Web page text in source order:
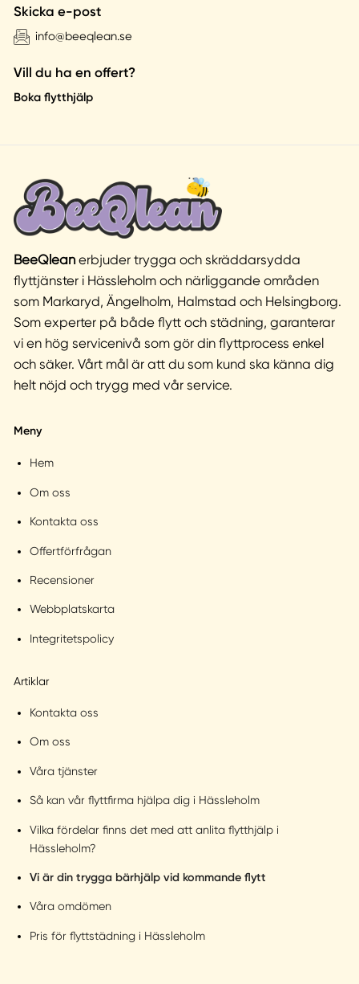
Skicka e-post
info@beeqlean.se
Vill du ha en offert?
Boka flytthjälp
BeeQleanerbjuder trygga och skräddarsydda
flyttjänster i Hässleholm och närliggande områden
som Markaryd, Ängelholm, Halmstad och Helsingborg.
Som experter på både flytt och städning, garanterar
vi en hög servicenivå som gör din flyttprocess enkel
och säker. Vårt mål är att du som kund ska känna dig
helt nöjd och trygg med vår service.
Meny
Hem
Om oss
Kontakta oss
Offertförfrågan
Recensioner
Webbplatskarta
Integritetspolicy
Artiklar
Kontakta oss
Om oss
Våra tjänster
Så kan vår flyttfirma hjälpa dig i Hässleholm
Vilka fördelar finns det med att anlita flytthjälp i
Hässleholm?
Vi är din trygga bärhjälp vid kommande flytt
Våra omdömen
Pris för flyttstädning i Hässleholm